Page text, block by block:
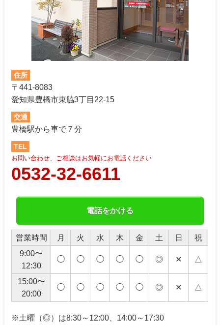
住所
〒441-8083
愛知県豊橋市東脇3丁目22-15
交通
豊橋駅から車で７分
TEL
お問い合わせ、ご相談はお気軽にお電話ください
0532-32-6611
電話をかける
営業時間 月 火 水 木 金 土 日
祝
9:00〜
12:30
◯ ◯ ◯ ◯ ◯ ◎ ✕ △
15:00〜
20:00
◯ ◯ ◯ ◯ ◯ ◎ ✕ △
※土曜（◎）は8:30～12:00、14:00～17:30